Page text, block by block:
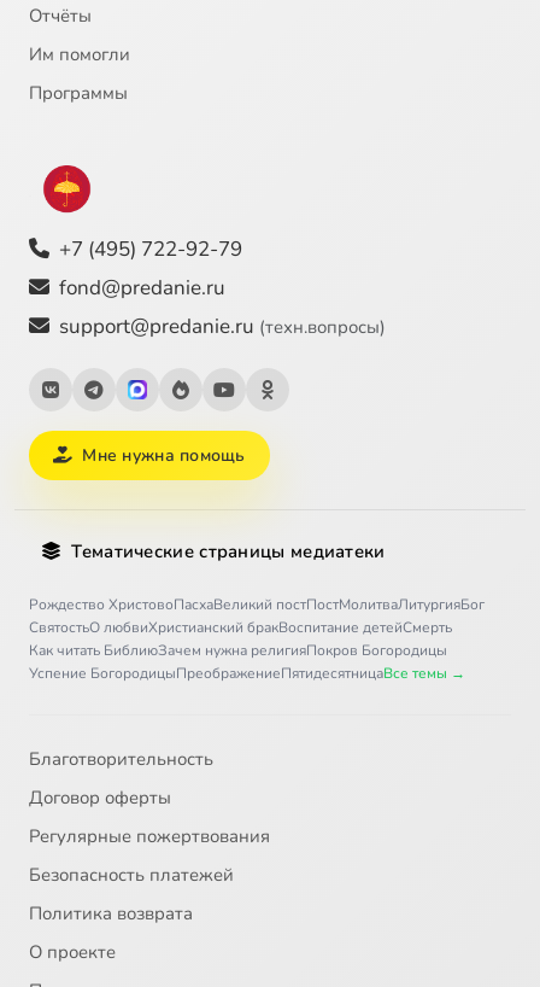
Отчёты
Им помогли
Программы
+7 (495) 722-92-79
fond@predanie.ru
support@predanie.ru (техн.вопросы)
Мне нужна помощь
Тематические страницы медиатеки
Рождество ХристовоПасхаВеликий постПостМолитваЛитургияБог
СвятостьО любвиХристианский бракВоспитание детейСмерть
Как читать БиблиюЗачем нужна религияПокров Богородицы
Успение БогородицыПреображениеПятидесятницаВсе темы →
Благотворительность
Договор оферты
Регулярные пожертвования
Безопасность платежей
Политика возврата
О проекте